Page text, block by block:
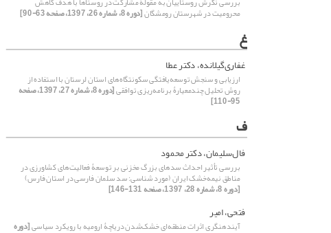
محرومیت در شهرستان رومشگان[دوره 8، شماره 26، 1397، صفحه 63-90]
غ
غفاری‌‌‌گیلانده، دکتر عطا
ارزیابی و سنجش ‌‌توسعه‌یافتگی ‌‌سکونتگاه‌های استان لرستان با استفاده از
روش تحلیل چند‌معیارۀ ‌‌برنامه‌ریزی توافقی [دوره 8، شماره 27، 1397، صفحه
95-110]
ف
فال‌سلیمان، دکتر محمود
بررسی تأثیر احداث سدهای بزرگ مخزنی بر توسعۀ‌ فعالیت‌های کشاورزی در
مناطق نیمه‌خشک ایران (مورد شناسی: سد سلمان فارسی در استان فارس)
[دوره 8، شماره 28، 1397، صفحه 131-146]
فتحی، امیر
آیندهنگری اثرات منطقه‌ای خشک‌‌شدن دریاچۀ ارومیه با رویکرد سیاسی[دوره